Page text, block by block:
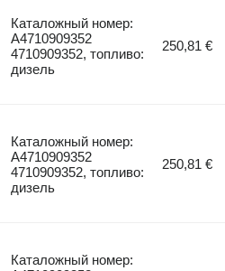
Каталожный номер:
A4710909352
4710909352, топливо:
дизель
250,81 €
Каталожный номер:
A4710909352
4710909352, топливо:
дизель
250,81 €
Каталожный номер: